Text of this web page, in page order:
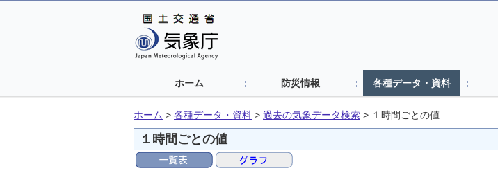
ホーム 防災情報 各種データ・資料
ホーム > 各種データ・資料 > 過去の気象データ検索 > １時間ごとの値
１時間ごとの値